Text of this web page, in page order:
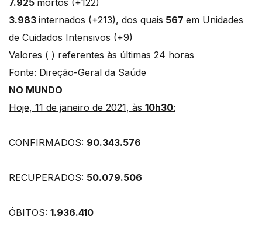
3.983 internados (+213), dos quais 567 em Unidades
de Cuidados Intensivos (+9)
Valores ( ) referentes às últimas 24 horas
Fonte: Direção-Geral da Saúde
NO MUNDO
Hoje, 11 de janeiro de 2021, às 10h30:
CONFIRMADOS: 90.343.576
RECUPERADOS: 50.079.506
ÓBITOS: 1.936.410